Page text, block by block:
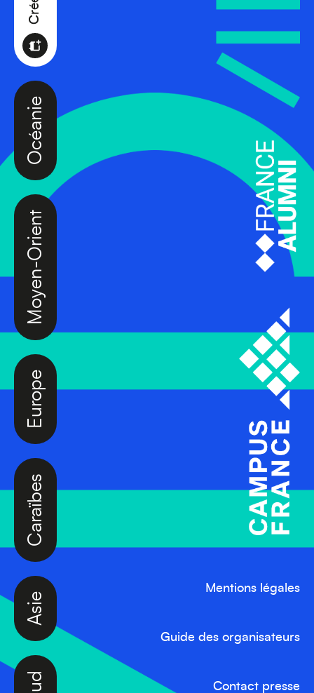
Asie
Caraïbes
Europe
Moyen-Orient
Océanie
Mentions légales
Guide des organisateurs
Contact presse